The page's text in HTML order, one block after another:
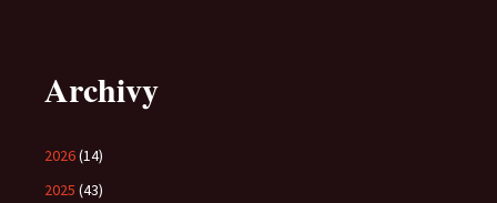
Archivy
2026(14)
2025 (43)